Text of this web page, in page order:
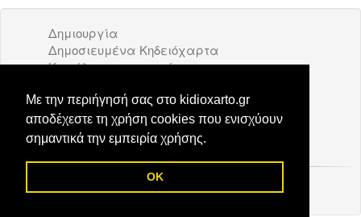
Με την περιήγησή σας στο kidioxarto.gr
αποδέχεστε τη χρήση cookies που ενισχύουν
σημαντικά την εμπειρία χρήσης.
OK
ΕναΠενταετές μνημόσυνο
δημιουργήθηκε στην
πριν από 18
ώρες
Δημιουργία
Δημοσιευμένα Κηδειόχαρτα
Κατάλογος επιχειρήσεων
Διαφήμιση
Επικοινωνία
© 2026 Kidioxarto.gr /Επικοινωνία